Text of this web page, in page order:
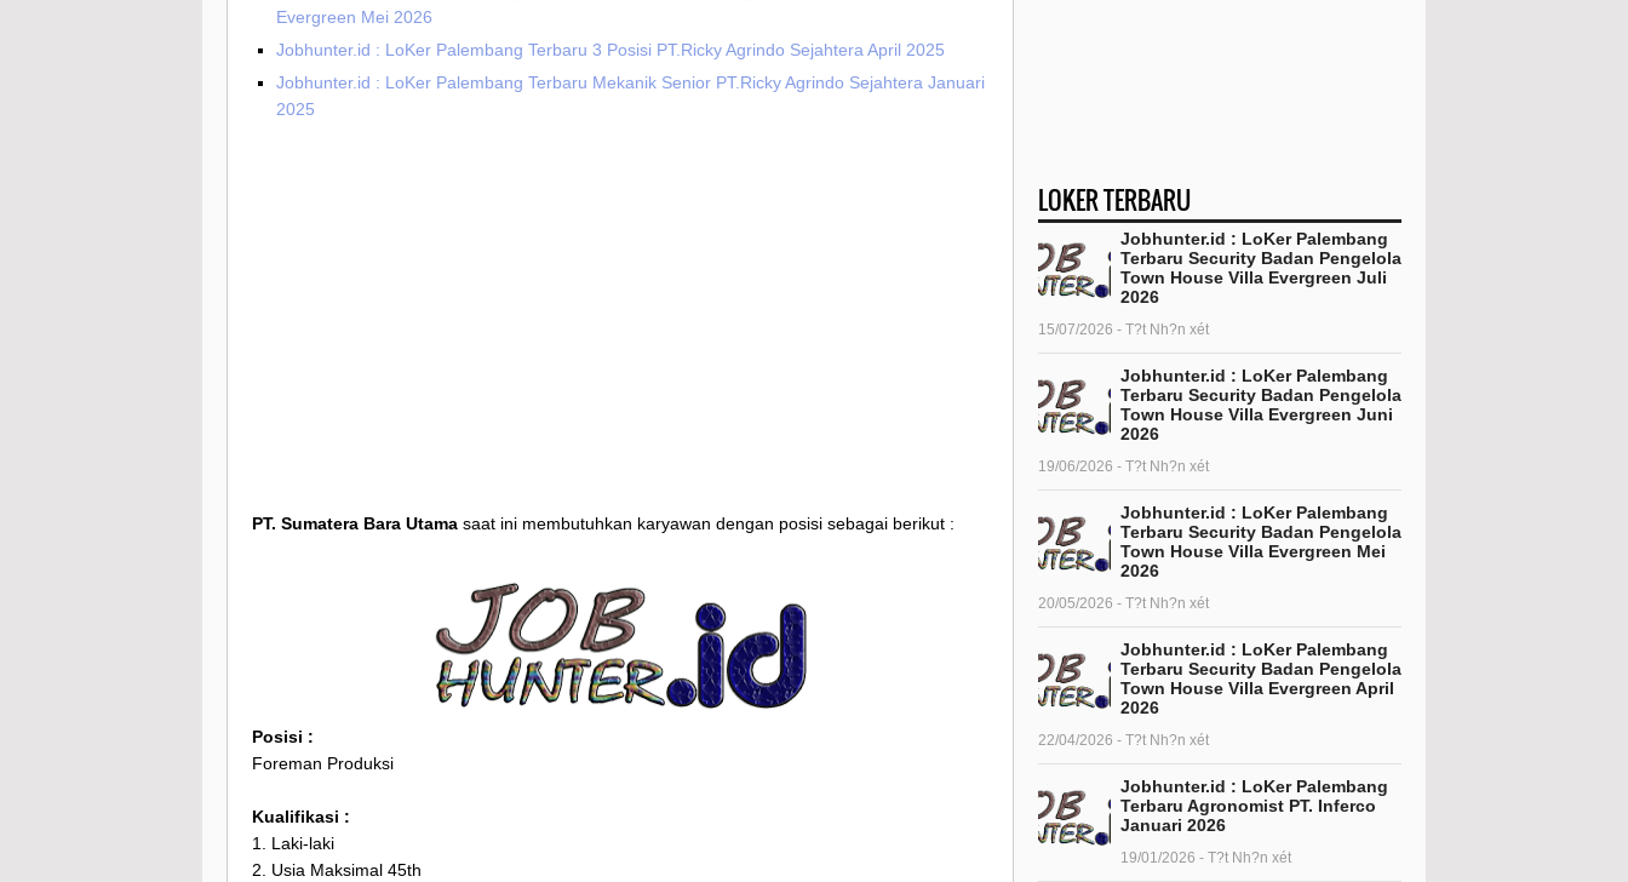
Evergreen Mei 2026
Jobhunter.id : LoKer Palembang Terbaru 3 Posisi PT.Ricky Agrindo Sejahtera April 2025
Jobhunter.id : LoKer Palembang Terbaru Mekanik Senior PT.Ricky Agrindo Sejahtera Januari
2025
PT. Sumatera Bara Utama saat ini membutuhkan karyawan dengan posisi sebagai berikut :
Posisi :
Foreman Produksi
Kualifikasi :
1. Laki-laki
2. Usia Maksimal 45th
LOKER TERBARU
Jobhunter.id : LoKer Palembang
Terbaru Security Badan Pengelola
Town House Villa Evergreen Juli
2026
15/07/2026 - T?t Nh?n xét
Jobhunter.id : LoKer Palembang
Terbaru Security Badan Pengelola
Town House Villa Evergreen Juni
2026
19/06/2026 - T?t Nh?n xét
Jobhunter.id : LoKer Palembang
Terbaru Security Badan Pengelola
Town House Villa Evergreen Mei
2026
20/05/2026 - T?t Nh?n xét
Jobhunter.id : LoKer Palembang
Terbaru Security Badan Pengelola
Town House Villa Evergreen April
2026
22/04/2026 - T?t Nh?n xét
Jobhunter.id : LoKer Palembang
Terbaru Agronomist PT. Inferco
Januari 2026
19/01/2026 - T?t Nh?n xét